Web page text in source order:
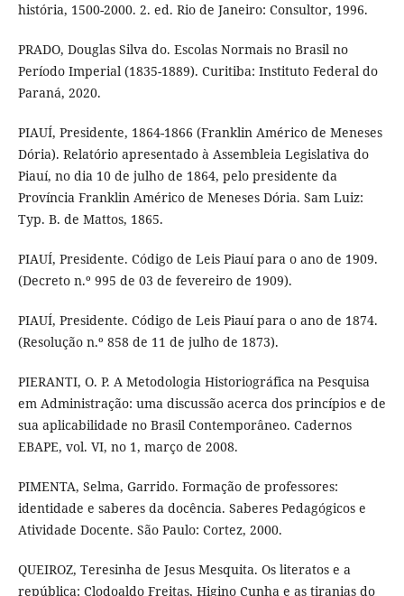
história, 1500-2000. 2. ed. Rio de Janeiro: Consultor, 1996.
PRADO, Douglas Silva do. Escolas Normais no Brasil no
Período Imperial (1835-1889). Curitiba: Instituto Federal do
Paraná, 2020.
PIAUÍ, Presidente, 1864-1866 (Franklin Américo de Meneses
Dória). Relatório apresentado à Assembleia Legislativa do
Piauí, no dia 10 de julho de 1864, pelo presidente da
Província Franklin Américo de Meneses Dória. Sam Luiz:
Typ. B. de Mattos, 1865.
PIAUÍ, Presidente. Código de Leis Piauí para o ano de 1909.
(Decreto n.º 995 de 03 de fevereiro de 1909).
PIAUÍ, Presidente. Código de Leis Piauí para o ano de 1874.
(Resolução n.º 858 de 11 de julho de 1873).
PIERANTI, O. P. A Metodologia Historiográfica na Pesquisa
em Administração: uma discussão acerca dos princípios e de
sua aplicabilidade no Brasil Contemporâneo. Cadernos
EBAPE, vol. VI, no 1, março de 2008.
PIMENTA, Selma, Garrido. Formação de professores:
identidade e saberes da docência. Saberes Pedagógicos e
Atividade Docente. São Paulo: Cortez, 2000.
QUEIROZ, Teresinha de Jesus Mesquita. Os literatos e a
república: Clodoaldo Freitas, Higino Cunha e as tiranias do